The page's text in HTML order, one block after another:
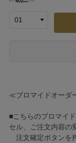
≪ブロマイドオーダ
■こちらのブロマイ
セル、ご注文内容の
注文確定ボタンを